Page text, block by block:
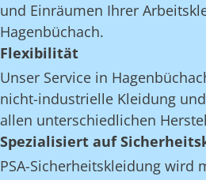
und Einräumen Ihrer
Hagenbüchach.
Flexibilität
Unser Service in
nicht-industrielle Kleidung
allen unterschiedlichen
Spezialisiert auf
PSA-Sicherheitskleidung wird